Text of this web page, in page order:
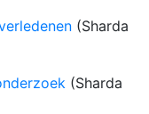
(Sharda
(Sharda